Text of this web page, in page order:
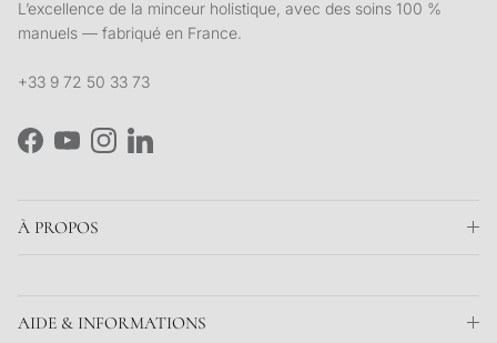
L’excellence de la minceur holistique, avec des soins 100 %
manuels — fabriqué en France.
+33 9 72 50 33 73
Facebook
YouTubeInstagramLinkedIn
À PROPOS
AIDE & INFORMATIONS